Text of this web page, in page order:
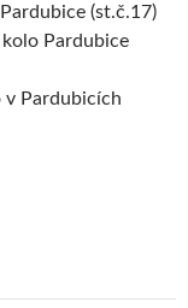
(st.č.17)
Pardubice
v Pardubicích